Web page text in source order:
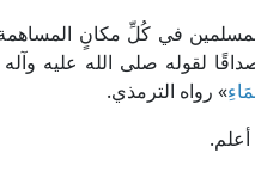
بالمسلمين في كُلِّ مكانٍ
لقوله صلى الله عليه
» رواه الترمذي.
أعلم.